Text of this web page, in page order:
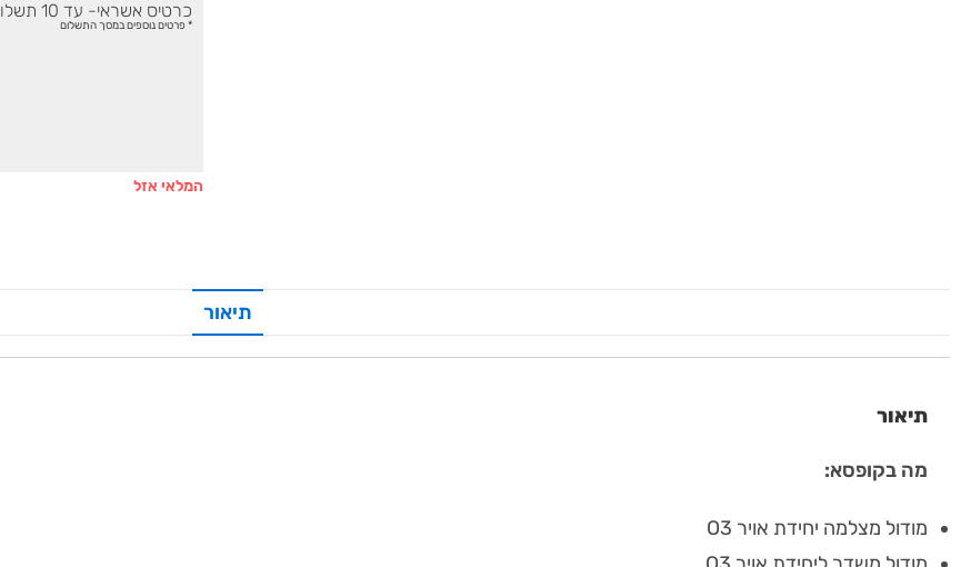
כרטיס אשראי- עד 10 תשלומים ללא ריבית ברכישה עד 500 ₪
* פרטים נוספים במסך התשלום
המלאי אזל
תיאור
תיאור
מה בקופסא:
מודול מצלמה יחידת אויר O3